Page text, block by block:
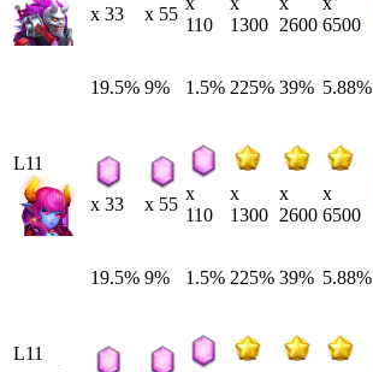
x 33 x 55
110
1300 2600 6500
19.5% 9% 1.5% 225% 39% 5.88%
L11
x 33 x 55
x
110
x
1300
x
2600
x
6500
19.5% 9% 1.5% 225% 39% 5.88%
L11